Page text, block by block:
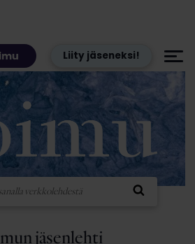
Liity jäseneksi!
jäsenlehti